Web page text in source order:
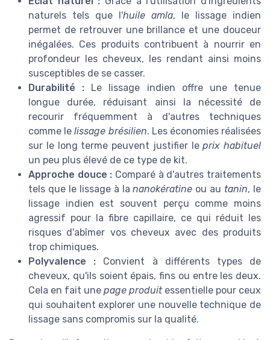
naturels tels que l'huile amla, le lissage indien
permet de retrouver une brillance et une douceur
inégalées. Ces produits contribuent à nourrir en
profondeur les cheveux, les rendant ainsi moins
susceptibles de se casser.
Durabilité : Le lissage indien offre une tenue
longue durée, réduisant ainsi la nécessité de
recourir fréquemment à d'autres techniques
comme lelissage brésilien. Les économies réalisées
sur le long terme peuvent justifier leprix habituel
un peu plus élevé de ce type de kit.
Approche douce : Comparé à d'autres traitements
tels que le lissage à lananokératine ou au tanin, le
lissage indien est souvent perçu comme moins
agressif pour la fibre capillaire, ce qui réduit les
risques d'abîmer vos cheveux avec des produits
trop chimiques.
Polyvalence : Convient à différents types de
cheveux, qu'ils soient épais, fins ou entre les deux.
Cela en fait une page produitessentielle pour ceux
qui souhaitent explorer une nouvelle technique de
lissage sans compromis sur la qualité.